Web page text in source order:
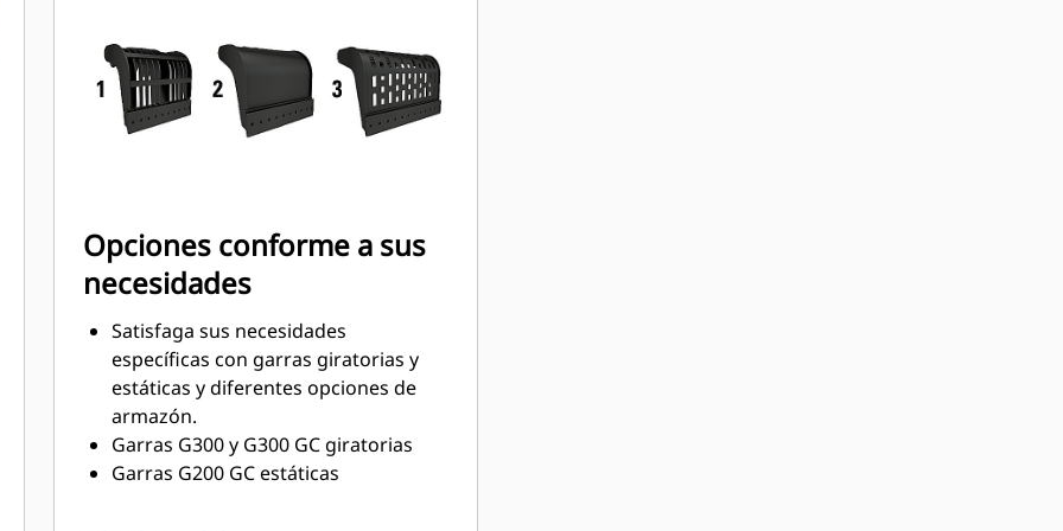
recipientes y ángulos de 90°.
Acceda fácilmente a las piezas
internas mediante los grandes
paneles de mantenimiento.
intervalos de servicio más
prolongados.
Opciones conforme a sus
necesidades
Satisfaga sus necesidades
específicas con garras giratorias y
estáticas y diferentes opciones de
armazón.
Garras G300 y G300 GC giratorias
Garras G200 GC estáticas